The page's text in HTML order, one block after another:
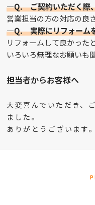
—Q. ご契約いただく際
営業担当の方の対応の良さ
—Q. 実際にリフォーム
リフォームして良かった
いろいろ無理なお願いも
担当者からお客様へ
大変喜んでいただき、
ました。
ありがとうございます